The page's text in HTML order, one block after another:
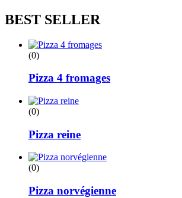
BEST SELLER
(0)
Pizza 4 fromages
(0)
Pizza reine
(0)
Pizza norvégienne